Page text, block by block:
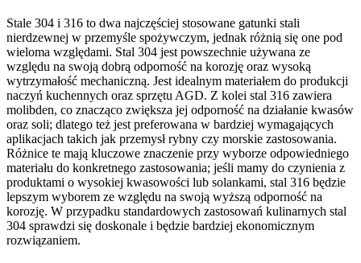
Stale 304 i 316 to dwa najczęściej stosowane gatunki stali
nierdzewnej w przemyśle spożywczym, jednak różnią się one pod
wieloma względami. Stal 304 jest powszechnie używana ze
względu na swoją dobrą odporność na korozję oraz wysoką
wytrzymałość mechaniczną. Jest idealnym materiałem do produkcji
naczyń kuchennych oraz sprzętu AGD. Z kolei stal 316 zawiera
molibden, co znacząco zwiększa jej odporność na działanie kwasów
oraz soli; dlatego też jest preferowana w bardziej wymagających
aplikacjach takich jak przemysł rybny czy morskie zastosowania.
Różnice te mają kluczowe znaczenie przy wyborze odpowiedniego
materiału do konkretnego zastosowania; jeśli mamy do czynienia z
produktami o wysokiej kwasowości lub solankami, stal 316 będzie
lepszym wyborem ze względu na swoją wyższą odporność na
korozję. W przypadku standardowych zastosowań kulinarnych stal
304 sprawdzi się doskonale i będzie bardziej ekonomicznym
rozwiązaniem.